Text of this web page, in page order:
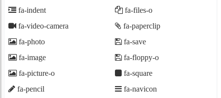
fa-indent
fa-video-camera
fa-photo
fa-image
fa-picture-o
fa-pencil
fa-files-o
fa-paperclip
fa-save
fa-floppy-o
fa-square
fa-navicon